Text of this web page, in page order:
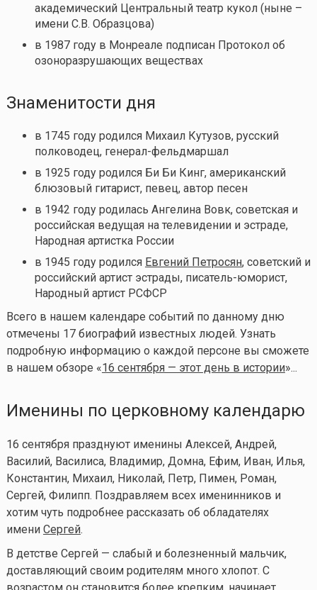
академический Центральный театр кукол (ныне –
имени С.В. Образцова)
в 1987 году в Монреале подписан Протокол об
озоноразрушающих веществах
Знаменитости дня
в 1745 году родился Михаил Кутузов, русский
полководец, генерал-фельдмаршал
в 1925 году родился Би Би Кинг, американский
блюзовый гитарист, певец, автор песен
в 1942 году родилась Ангелина Вовк, советская и
российская ведущая на телевидении и эстраде,
Народная артистка России
в 1945 году родился Евгений Петросян, советский и
российский артист эстрады, писатель-юморист,
Народный артист РСФСР
Всего в нашем календаре событий по данному дню
отмечены 17 биографий известных людей. Узнать
подробную информацию о каждой персоне вы сможете
в нашем обзоре «16 сентября — этот день в истории»...
Именины по церковному календарю
16 сентября празднуют именины Алексей, Андрей,
Василий, Василиса, Владимир, Домна, Ефим, Иван, Илья,
Константин, Михаил, Николай, Петр, Пимен, Роман,
Сергей, Филипп. Поздравляем всех именинников и
хотим чуть подробнее рассказать об обладателях
имени Сергей.
В детстве Сергей — слабый и болезненный мальчик,
доставляющий своим родителям много хлопот. С